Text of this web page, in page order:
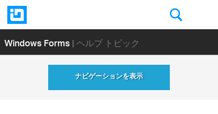
Windows Forms| ヘルプ トピック
ナビゲーションを表示